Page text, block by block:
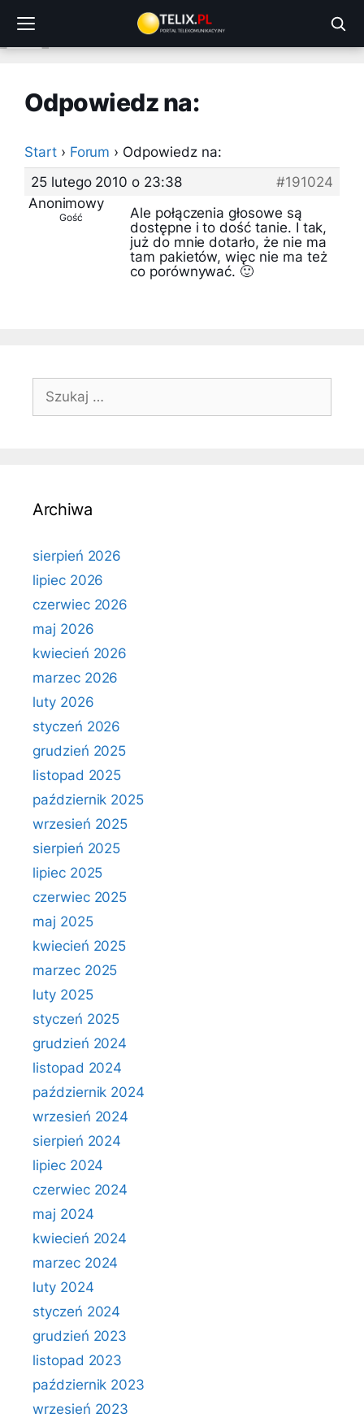
treści
Odpowiedz na:
Start › Forum › Odpowiedz na:
25 lutego 2010 o 23:38
#191024
Anonimowy
Gość
Ale połączenia głosowe są
dostępne i to dość tanie. I tak,
już do mnie dotarło, że nie ma
tam pakietów, więc nie ma też
co porównywać. 🙂
Szukaj:
Archiwa
sierpień 2026
lipiec 2026
czerwiec 2026
maj 2026
kwiecień 2026
marzec 2026
luty 2026
styczeń 2026
grudzień 2025
listopad 2025
październik 2025
wrzesień 2025
sierpień 2025
lipiec 2025
czerwiec 2025
maj 2025
kwiecień 2025
marzec 2025
luty 2025
styczeń 2025
grudzień 2024
listopad 2024
październik 2024
wrzesień 2024
sierpień 2024
lipiec 2024
czerwiec 2024
maj 2024
kwiecień 2024
marzec 2024
luty 2024
styczeń 2024
grudzień 2023
listopad 2023
październik 2023
wrzesień 2023